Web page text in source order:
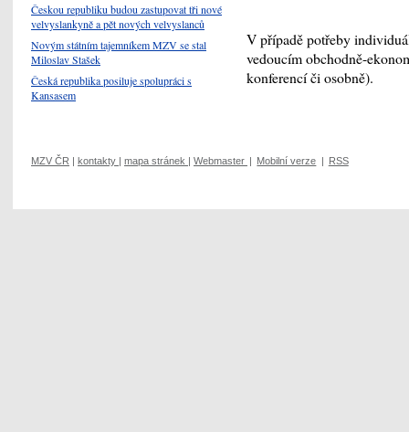
V případě potřeby
vedoucím obchodně-
konferencí či osobně).
Českou republiku budou zastupovat tři nové
velvyslankyně a pět nových velvyslanců
Novým státním tajemníkem MZV se stal
Miloslav Stašek
Česká republika posiluje spolupráci s
Kansasem
MZV ČR kontakty mapa stránek Webmaster Mobilní verze RSS